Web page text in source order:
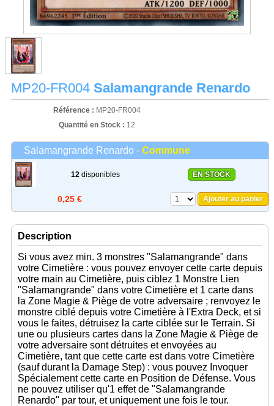
MP20-FR004 Salamangrande Renardo
Référence : MP20-FR004
Quantité en Stock : 12
Salamangrande Renardo - Commune
12 disponibles EN STOCK
0,25 € Ajouter au panier
Description
Si vous avez min. 3 monstres "Salamangrande" dans
votre Cimetière : vous pouvez envoyer cette carte depuis
votre main au Cimetière, puis ciblez 1 Monstre Lien
"Salamangrande" dans votre Cimetière et 1 carte dans
la Zone Magie & Piège de votre adversaire ; renvoyez le
monstre ciblé depuis votre Cimetière à l'Extra Deck, et si
vous le faites, détruisez la carte ciblée sur le Terrain. Si
une ou plusieurs cartes dans la Zone Magie & Piège de
votre adversaire sont détruites et envoyées au
Cimetière, tant que cette carte est dans votre Cimetière
(sauf durant la Damage Step) : vous pouvez Invoquer
Spécialement cette carte en Position de Défense. Vous
ne pouvez utiliser qu'1 effet de "Salamangrande
Renardo" par tour, et uniquement une fois le tour.